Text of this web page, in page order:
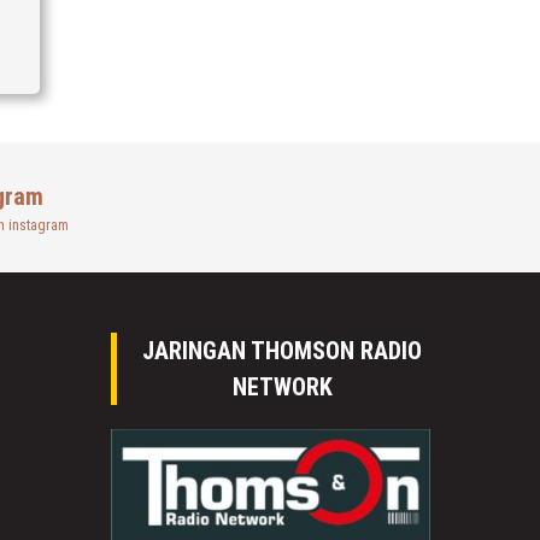
instagram
JARINGAN THOMSON RADIO
NETWORK